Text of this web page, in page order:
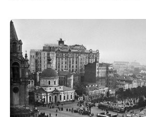
00:00 / 00:00